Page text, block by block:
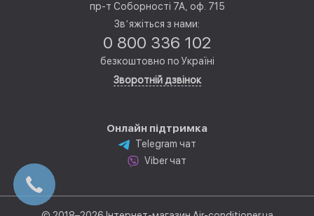
пр-т Соборності 7А, оф. 715
Звʼяжіться з нами:
0 800 336 102
безкоштовно по Україні
Зворотній дзвінок
Онлайн підтримка
Telegram чат
Viber чат